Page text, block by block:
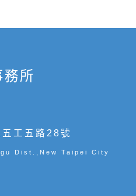
務所
工五路28號
Dist.,New Taipei City